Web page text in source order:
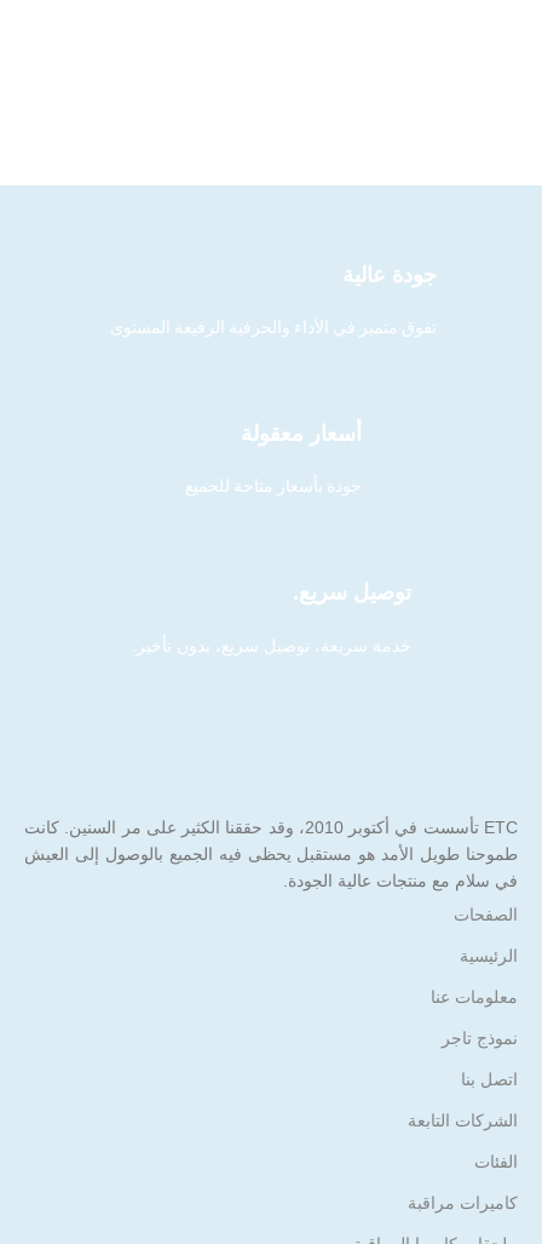
جودة عالية
تفوق متميز في الأداء والحرفية الرفيعة المستوى.
أسعار معقولة
جودة بأسعار متاحة للجميع.
توصيل سريع.
خدمة سريعة، توصيل سريع، بدون تأخير.
ETC تأسست في أكتوبر 2010، وقد حققنا الكثير على مر السنين. كانت
طموحنا طويل الأمد هو مستقبل يحظى فيه الجميع بالوصول إلى العيش
في سلام مع منتجات عالية الجودة.
الصفحات
الرئيسية
معلومات عنا
نموذج تاجر
اتصل بنا
الشركات التابعة
الفئات
كاميرات مراقبة